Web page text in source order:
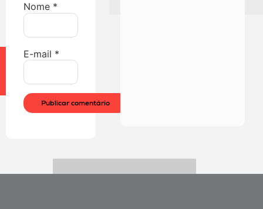
Nome *
E-mail *